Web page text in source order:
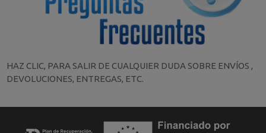
HAZ CLIC, PARA SALIR DE CUALQUIER DUDA SOBRE ENVÍOS ,
DEVOLUCIONES, ENTREGAS, ETC.